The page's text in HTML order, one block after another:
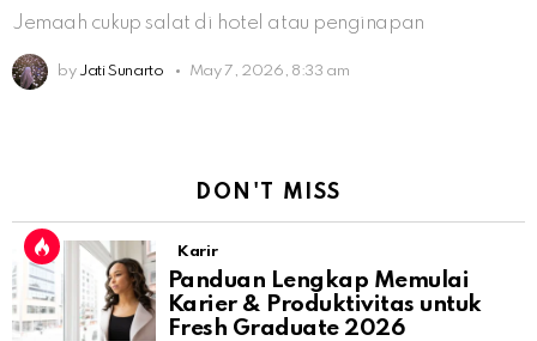
Jemaah cukup salat di hotel atau penginapan
by Jati Sunarto May 7, 2026, 8:33 am
DON'T MISS
Karir
Panduan Lengkap Memulai
Karier & Produktivitas untuk
Fresh Graduate 2026